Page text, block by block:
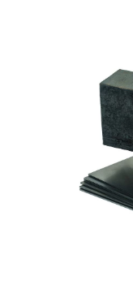
Actualités -
Entreprise